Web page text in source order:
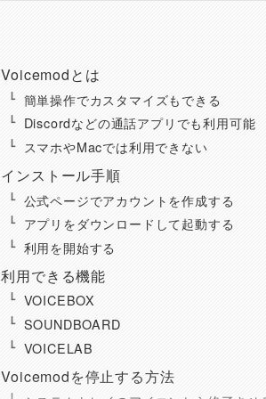
Voicemodとは
簡単操作でカスタマイズもできる
Discordなどの通話アプリでも利用可能
スマホやMacでは利用できない
インストール手順
公式ページでアカウントを作成する
アプリをダウンロードして起動する
利用を開始する
利用できる機能
VOICEBOX
SOUNDBOARD
VOICELAB
Voicemodを停止する方法